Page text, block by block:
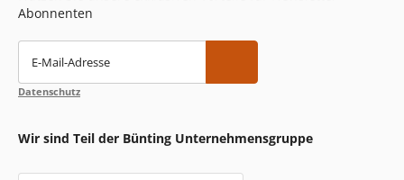
Abonnenten
E-Mail-Adresse
Datenschutz
Wir sind Teil der Bünting Unternehmensgruppe